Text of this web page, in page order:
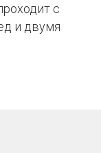
с
и двумя